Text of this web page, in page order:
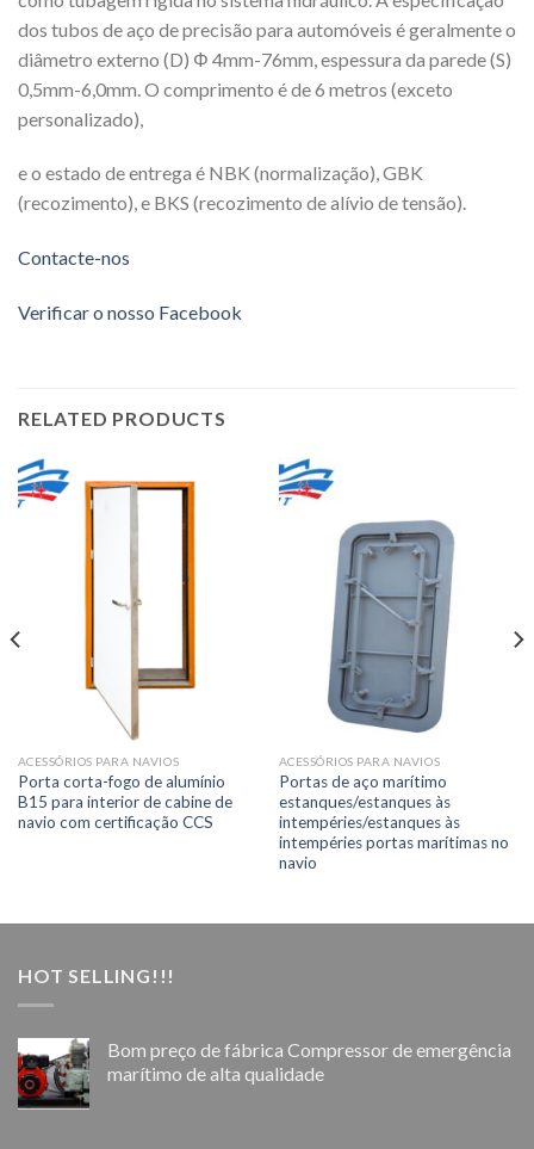
dos tubos de aço de precisão para automóveis é geralmente o
diâmetro externo (D) Φ 4mm-76mm, espessura da parede (S)
0,5mm-6,0mm. O comprimento é de 6 metros (exceto
personalizado),
e o estado de entrega é NBK (normalização), GBK
(recozimento), e BKS (recozimento de alívio de tensão).
Contacte-nos
Verificar o nosso Facebook
RELATED PRODUCTS
ACESSÓRIOS PARA NAVIOS
Porta corta-fogo de alumínio
B15 para interior de cabine de
navio com certificação CCS
ACESSÓRIOS PARA NAVIOS
Portas de aço marítimo
estanques/estanques às
intempéries/estanques às
intempéries portas marítimas no
navio
HOT SELLING!!!
Bom preço de fábrica Compressor de emergência
marítimo de alta qualidade